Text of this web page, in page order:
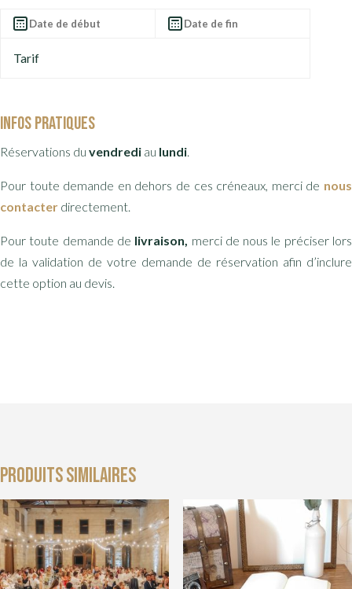
Tarif
Infos pratiques
Réservations du vendredi au lundi
Pour toute demande en dehors de ces créneaux, merci de nous
contacter directement.
Pour toute demande de livraison, merci de nous le préciser lors
de la validation de votre demande de réservation afin d’inclure
cette option au devis.
Produits similaires